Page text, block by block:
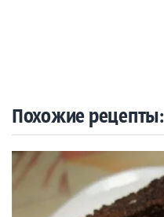
Похожие рецепты: